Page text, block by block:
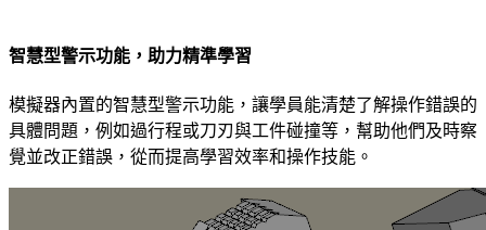
智慧型警示功能，助力精準學習
模擬器內置的智慧型警示功能，讓學員能清楚了解操作錯誤的
具體問題，例如過行程或刀刃與工件碰撞等，幫助他們及時察
覺並改正錯誤，從而提高學習效率和操作技能。